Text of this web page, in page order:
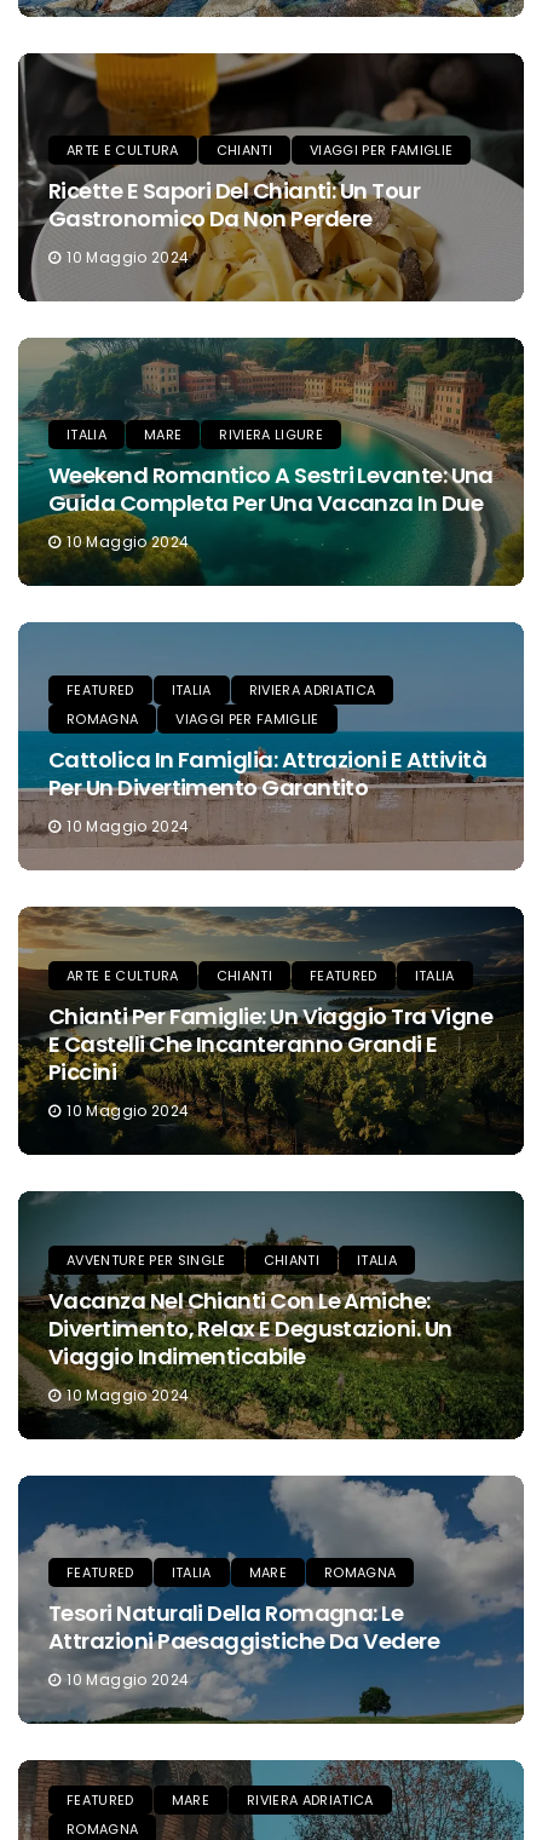
ARTE E CULTURA CHIANTI VIAGGI PER FAMIGLIE
Ricette E Sapori Del Chianti: Un Tour
Gastronomico Da Non Perdere
10 Maggio 2024
ITALIA MARE RIVIERA LIGURE
Weekend Romantico A Sestri Levante: Una
Guida Completa Per Una Vacanza In Due
10 Maggio 2024
FEATURED ITALIA
RIVIERA ADRIATICA
ROMAGNA
VIAGGI PER FAMIGLIE
Cattolica In Famiglia: Attrazioni E Attività
Per Un Divertimento Garantito
10 Maggio 2024
ARTE E CULTURA CHIANTI FEATURED ITALIA
Chianti Per Famiglie: Un Viaggio Tra Vigne
E Castelli Che Incanteranno Grandi E
Piccini
10 Maggio 2024
AVVENTURE PER SINGLE CHIANTI ITALIA
Vacanza Nel Chianti Con Le Amiche:
Divertimento, Relax E Degustazioni. Un
Viaggio Indimenticabile
10 Maggio 2024
FEATURED ITALIA MARE ROMAGNA
Tesori Naturali Della Romagna: Le
Attrazioni Paesaggistiche Da Vedere
10 Maggio 2024
FEATURED MARE
RIVIERA ADRIATICA
ROMAGNA